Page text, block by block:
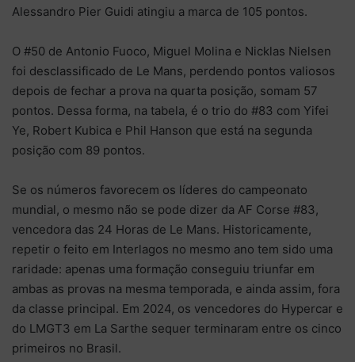
Alessandro Pier Guidi atingiu a marca de 105 pontos.
O #50 de Antonio Fuoco, Miguel Molina e Nicklas Nielsen
foi desclassificado de Le Mans, perdendo pontos valiosos
depois de fechar a prova na quarta posição, somam 57
pontos. Dessa forma, na tabela, é o trio do #83 com Yifei
Ye, Robert Kubica e Phil Hanson que está na segunda
posição com 89 pontos.
Se os números favorecem os líderes do campeonato
mundial, o mesmo não se pode dizer da AF Corse #83,
vencedora das 24 Horas de Le Mans. Historicamente,
repetir o feito em Interlagos no mesmo ano tem sido uma
raridade: apenas uma formação conseguiu triunfar em
ambas as provas na mesma temporada, e ainda assim, fora
da classe principal. Em 2024, os vencedores do Hypercar e
do LMGT3 em La Sarthe sequer terminaram entre os cinco
primeiros no Brasil.